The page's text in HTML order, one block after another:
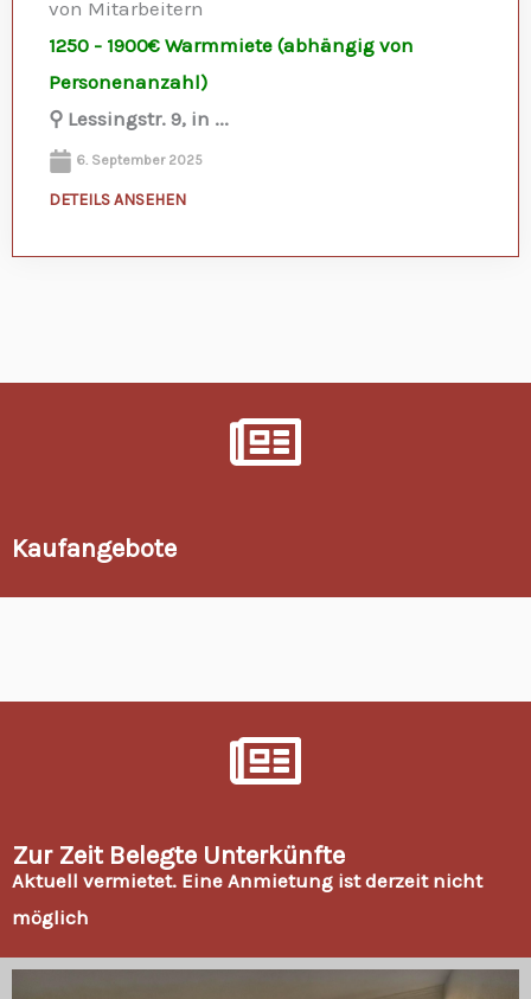
von Mitarbeitern
1250 - 1900€ Warmmiete (abhängig von
Personenanzahl)
⚲ Lessingstr. 9, in ...
6. September 2025
DETEILS ANSEHEN
Kaufangebote
Zur Zeit Belegte Unterkünfte
Aktuell vermietet. Eine Anmietung ist derzeit nicht
möglich